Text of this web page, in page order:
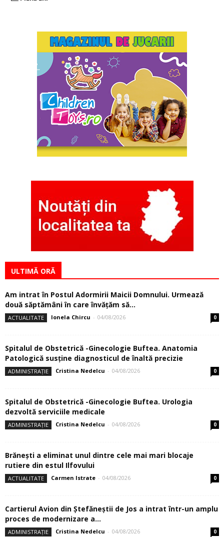
ULTIMĂ ORĂ
Am intrat în Postul Adormirii Maicii Domnului. Urmează
două săptămâni în care învăţăm să...
ACTUALITATE Ionela Chircu - 04/08/2026 0
Spitalul de Obstetrică -Ginecologie Buftea. Anatomia
Patologică susţine diagnosticul de înaltă precizie
ADMINISTRAȚIE Cristina Nedelcu - 04/08/2026 0
Spitalul de Obstetrică -Ginecologie Buftea. Urologia
dezvoltă serviciile medicale
ADMINISTRAȚIE Cristina Nedelcu - 04/08/2026 0
Brănești a eliminat unul dintre cele mai mari blocaje
rutiere din estul Ilfovului
ACTUALITATE Carmen Istrate - 04/08/2026 0
Cartierul Avion din Ştefăneştii de Jos a intrat într-un amplu
proces de modernizare a...
ADMINISTRAȚIE Cristina Nedelcu - 04/08/2026 0